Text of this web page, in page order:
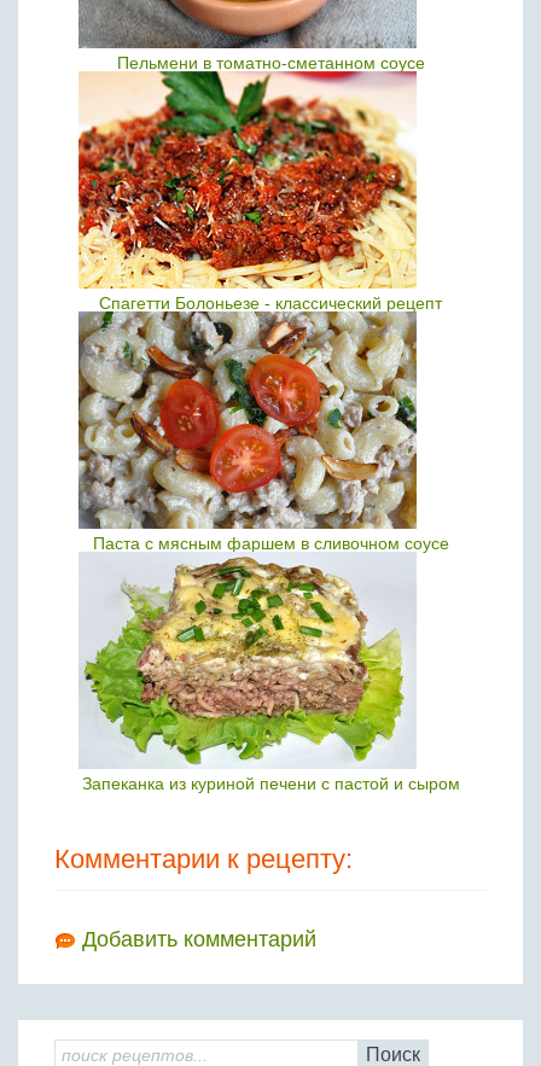
Пельмени в томатно-сметанном соусе
Спагетти Болоньезе - классический рецепт
Паста с мясным фаршем в сливочном соусе
Запеканка из куриной печени с пастой и сыром
Комментарии к рецепту:
Добавить комментарий
Поиск